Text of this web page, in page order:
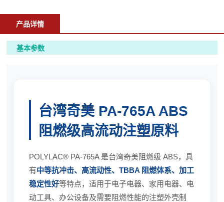
产品详情
基本参数
台湾奇美 PA-765A ABS
阻燃级高流动注塑原料
POLYLAC® PA-765A 是台湾奇美阻燃级 ABS，具
有中等抗冲击、高流动性、TBBA 阻燃体系、加工
稳定性好等特点，适用于电子电器、家用电器、电
动工具、办公设备及需要阻燃性能的注塑外壳制